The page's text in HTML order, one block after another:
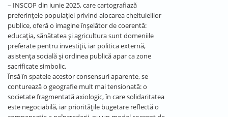
– INSCOP din iunie 2025, care cartografiază
preferințele populației privind alocarea cheltuielilor
publice, oferă o imagine înșelător de coerentă:
educația, sănătatea și agricultura sunt domeniile
preferate pentru investiții, iar politica externă,
asistența socială și ordinea publică apar ca zone
sacrificate simbolic.
Însă în spatele acestor consensuri aparente, se
conturează o geografie mult mai tensionată: o
societate fragmentată axiologic, în care solidaritatea
este negociabilă, iar prioritățile bugetare reflectă o